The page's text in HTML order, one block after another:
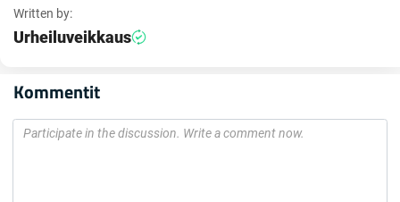
Written by:
Urheiluveikkaus
Kommentit